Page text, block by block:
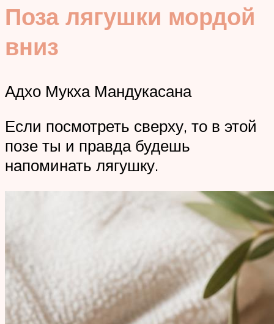
Поза лягушки мордой
вниз
Адхо Мукха Мандукасана
Если посмотреть сверху, то в этой
позе ты и правда будешь
напоминать лягушку.